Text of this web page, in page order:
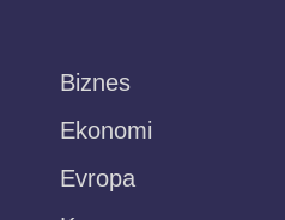
Biznes
Ekonomi
Evropa